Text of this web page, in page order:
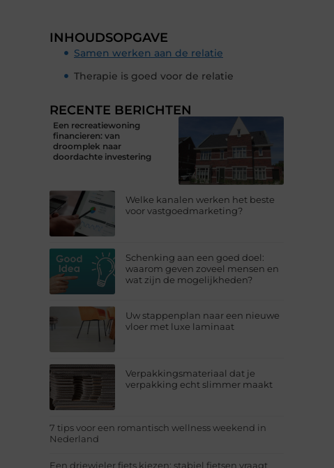
INHOUDSOPGAVE
Samen werken aan de relatie
Therapie is goed voor de relatie
RECENTE BERICHTEN
Een recreatiewoning
financieren: van
droomplek naar
doordachte investering
Welke kanalen werken het beste
voor vastgoedmarketing?
Schenking aan een goed doel:
waarom geven zoveel mensen en
wat zijn de mogelijkheden?
Uw stappenplan naar een nieuwe
vloer met luxe laminaat
Verpakkingsmateriaal dat je
verpakking echt slimmer maakt
7 tips voor een romantisch wellness weekend in
Nederland
Een driewieler fiets kiezen: stabiel fietsen vraagt